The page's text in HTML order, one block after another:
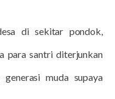
di sekitar pondok,
para santri diterjunkan
muda supaya